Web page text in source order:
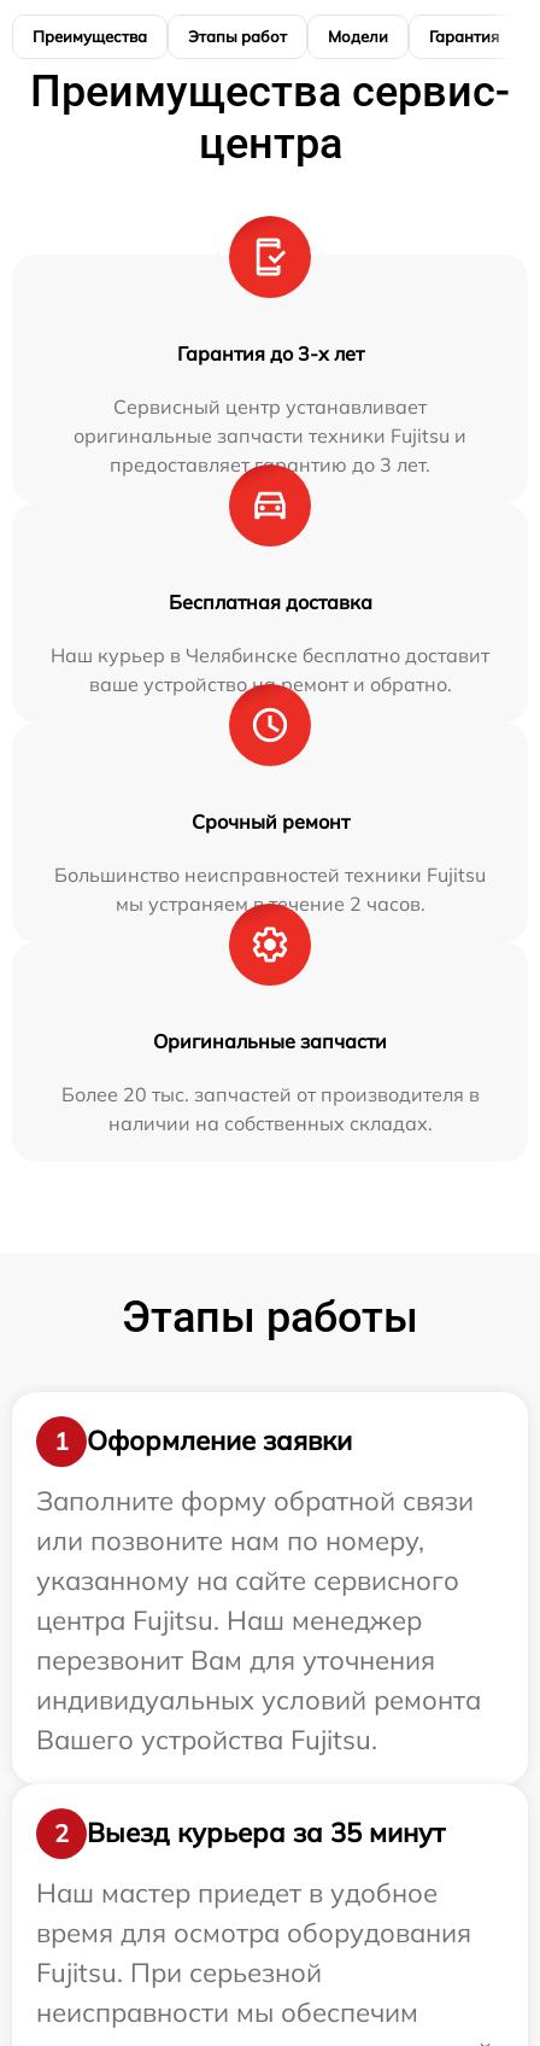
Преимущества Этапы работ Модели Гарантия
Преимущества сервис-
центра
Гарантия до 3-х лет
Сервисный центр устанавливает
оригинальные запчасти техники Fujitsu и
предоставляет гарантию до 3 лет.
Бесплатная доставка
Наш курьер в Челябинске бесплатно доставит
ваше устройство на ремонт и обратно.
Срочный ремонт
Большинство неисправностей техники Fujitsu
мы устраняем в течение 2 часов.
Оригинальные запчасти
Более 20 тыс. запчастей от производителя в
наличии на собственных складах.
Этапы работы
1
Оформление заявки
Заполните форму обратной связи
или позвоните нам по номеру,
указанному на сайте сервисного
центра Fujitsu. Наш менеджер
перезвонит Вам для уточнения
индивидуальных условий ремонта
Вашего устройства Fujitsu.
2
Выезд курьера за 35 минут
Наш мастер приедет в удобное
время для осмотра оборудования
Fujitsu. При серьезной
неисправности мы обеспечим